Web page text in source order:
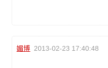
媚博 2013-02-23 17:40:48